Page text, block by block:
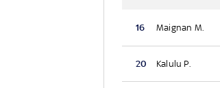
16 Maignan M.
20 Kalulu P.